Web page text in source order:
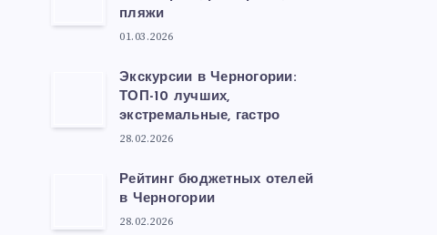
пляжи
01.03.2026
Экскурсии в Черногории:
ТОП-10 лучших,
экстремальные, гастро
28.02.2026
Рейтинг бюджетных отелей
в Черногории
28.02.2026